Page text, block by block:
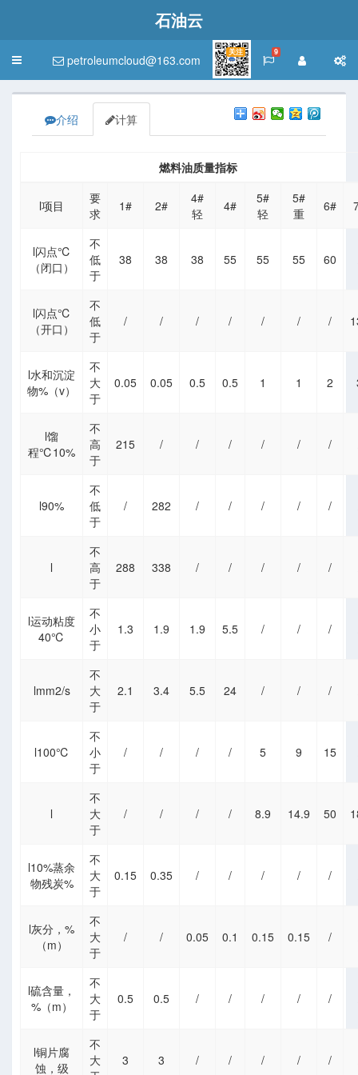
石油云
Toggle
petroleumcloud@163.com
关注 9
介绍 计算
燃料油质量指标
l项目
要
求
1# 2#
4#
轻
4#
5#
轻
5#
重
6#
l闪点℃
（闭口）
不
低
于
38 38 38 55 55 55 60
l闪点℃
（开口）
不
低
于
/ / / / / / /
l水和沉淀
物%（v）
不
大
于
0.05 0.05 0.5 0.5 1 1 2
l馏
程℃10%
不
高
于
215 / / / / / /
l90%
不
低
于
/ 282 / / / / /
l
不
高
于
288 338 / / / / /
l运动粘度
40℃
不
小
于
1.3 1.9 1.9 5.5 / / /
lmm2/s
不
大
于
2.1 3.4 5.5 24 / / /
l100℃
不
小
于
/ / / / 5 9 15
l
不
大
于
/ / / / 8.9 14.9 50
l10%蒸余
物残炭%
不
大
于
0.15 0.35 / / / / /
l灰分，%
（m）
不
大
于
/ / 0.05 0.1 0.15 0.15 /
l硫含量，
%（m）
不
大
于
0.5 0.5 / / / / /
l铜片腐
蚀，级
不
大
3 3 / / / / /